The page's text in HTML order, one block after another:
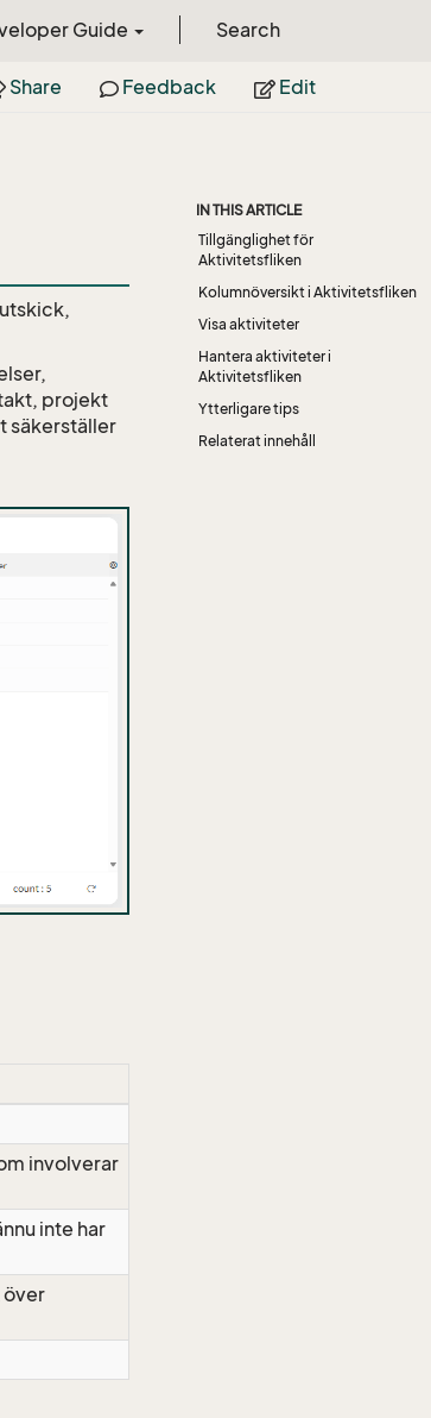
Guide Search
Share Feedback Edit
projekt
säkerställer
involverar
inte har
över
IN THIS ARTICLE
Tillgänglighet för
Aktivitetsfliken
Kolumnöversikt i Aktivitetsfliken
Visa aktiviteter
Hantera aktiviteter i
Aktivitetsfliken
Ytterligare tips
Relaterat innehåll